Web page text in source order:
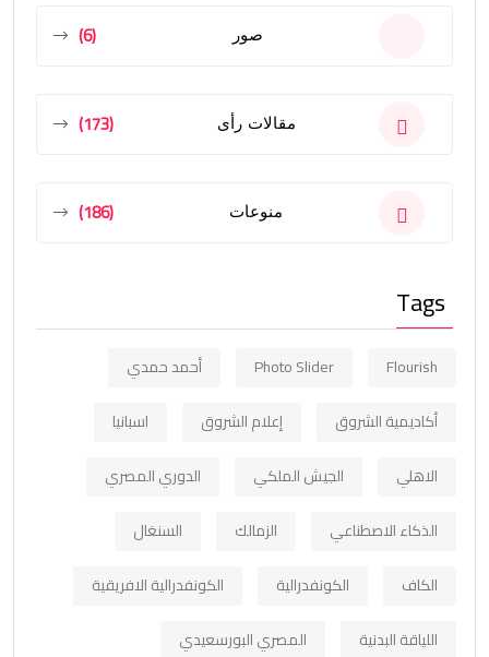
صور (6)
مقالات رأى (173)
منوعات (186)
Tags
Flourish
Photo Slider
أحمد حمدي
أكاديمية الشروق
إعلام الشروق
اسبانيا
الاهلي
الجيش الملكي
الدوري المصري
الذكاء الاصطناعي
الزمالك
السنغال
الكاف
الكونفدرالية
الكونفدرالية الافريقية
اللياقة البدنية
المصري البورسعيدي